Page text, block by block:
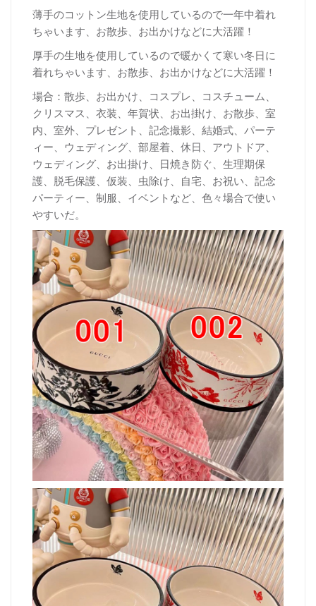
薄手のコットン生地を使用しているので一年中着れ
ちゃいます、お散歩、お出かけなどに大活躍！
厚手の生地を使用しているので暖かくて寒い冬日に
着れちゃいます、お散歩、お出かけなどに大活躍！
場合：散歩、お出かけ、コスプレ、コスチューム、
クリスマス、衣装、年賀状、お出掛け、お散歩、室
内、室外、プレゼント、記念撮影、結婚式、パーテ
ィー、ウェディング、部屋着、休日、アウトドア、
ウェディング、お出掛け、日焼き防ぐ、生理期保
護、脱毛保護、仮装、虫除け、自宅、お祝い、記念
パーティー、制服、イベントなど、色々場合で使い
やすいだ。